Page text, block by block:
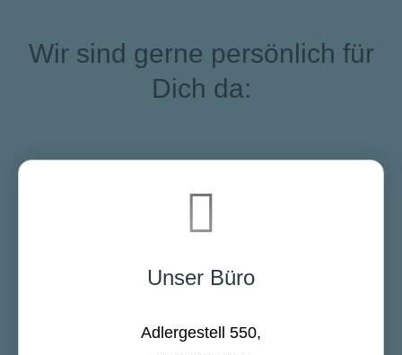
Wir sind gerne persönlich für
Dich da:
Unser Büro
Adlergestell 550,